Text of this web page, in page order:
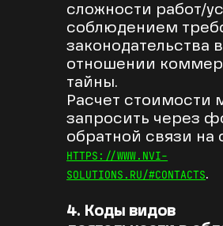
сложности работ/
соблюдением
законодательства в
отношении
Расчет стоимости
запросить через
обратной связи на
HTTPS://WWW.NVI-
SOLUTIONS.RU/#CONTACTS.
4. Коды видов